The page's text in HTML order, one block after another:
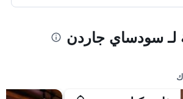
لـ سودساي جاردن